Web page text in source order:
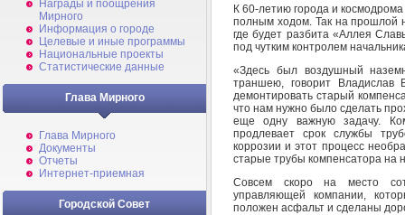
Награды и поощрения
Мирного
Информация о городе
Целевые и иные программы
Национальные проекты
Статистические данные
Глава Мирного
Глава Мирного
Документы
Отчеты
Интернет-приемная
Городской Совет
К 60-летию города и
полным ходом. Так на прошлой
где будет разбита «Аллея
под чутким контролем
«Здесь был воздушный
траншею, говорит Владислав
демонтировать старый
что нам нужно было сделать
еще одну важную задачу.
продлевает срок службы
коррозии и этот процесс
старые трубы компенсатора на
Совсем скоро на место
управляющей компании,
положен асфальт и сделаны